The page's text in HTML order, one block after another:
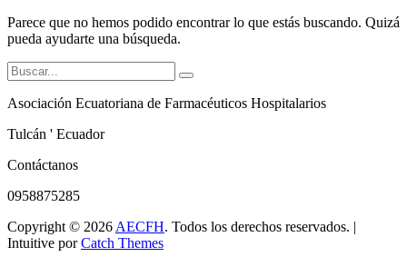
Parece que no hemos podido encontrar lo que estás buscando. Quizá
pueda ayudarte una búsqueda.
Buscar:
Asociación Ecuatoriana de Farmacéuticos Hospitalarios
Tulcán ' Ecuador
Contáctanos
0958875285
Copyright © 2026 AECFH. Todos los derechos reservados. |
Intuitive porCatch Themes